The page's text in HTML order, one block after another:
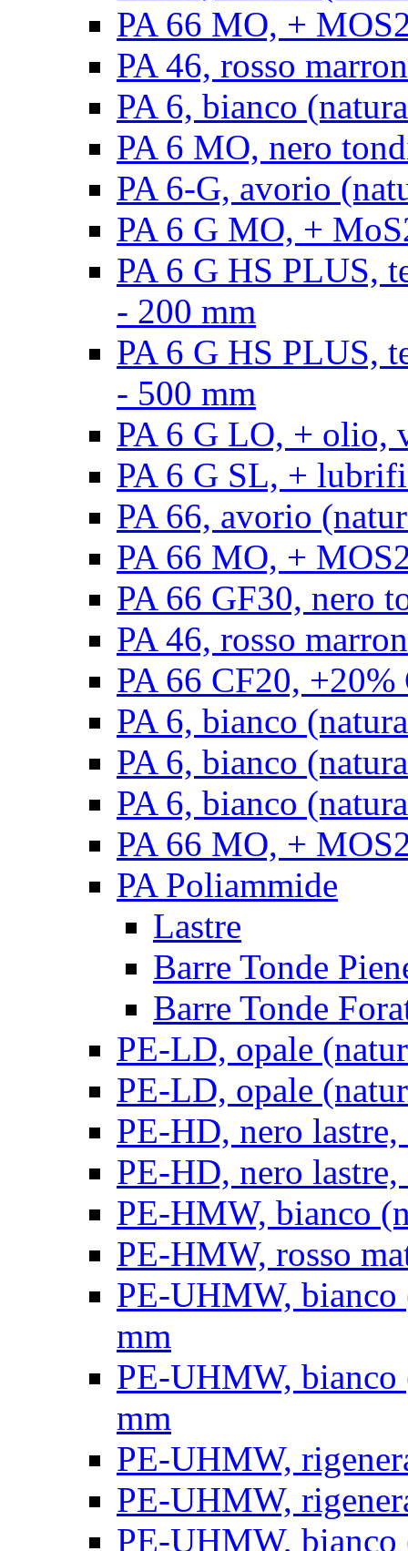
PA 66 MO, +
PA 46, rosso
PA 6, bianco
PA 6 MO, nero
PA 6-G, avorio
PA 6 G MO, +
PA 6 G HS PLUS,
- 200 mm
PA 6 G HS PLUS,
- 500 mm
PA 6 G LO, + olio,
PA 6 G SL, +
PA 66, avorio
PA 66 MO, +
PA 66 GF30, nero
PA 46, rosso
PA 66 CF20,
PA 6, bianco
PA 6, bianco
PA 6, bianco
PA 66 MO, +
PA Poliammide
Lastre
Barre Tonde
Barre Tonde
PE-LD, opale
PE-LD, opale
PE-HD, nero lastre,
PE-HD, nero lastre,
PE-HMW, bianco
PE-HMW, rosso
PE-UHMW, bianco
mm
PE-UHMW, bianco
mm
PE-UHMW,
PE-UHMW,
PE-UHMW,